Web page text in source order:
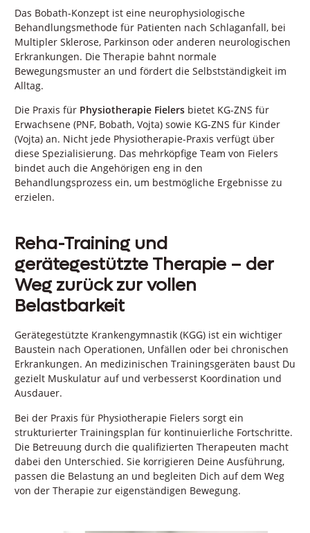
Das Bobath-Konzept ist eine neurophysiologische
Behandlungsmethode für Patienten nach Schlaganfall, bei
Multipler Sklerose, Parkinson oder anderen neurologischen
Erkrankungen. Die Therapie bahnt normale
Bewegungsmuster an und fördert die Selbstständigkeit im
Alltag.
Die Praxis für Physiotherapie Fielers bietet KG-ZNS für
Erwachsene (PNF, Bobath, Vojta) sowie KG-ZNS für Kinder
(Vojta) an. Nicht jede Physiotherapie-Praxis verfügt über
diese Spezialisierung. Das mehrköpfige Team von Fielers
bindet auch die Angehörigen eng in den
Behandlungsprozess ein, um bestmögliche Ergebnisse zu
erzielen.
Reha-Training und
gerätegestützte Therapie – der
Weg zurück zur vollen
Belastbarkeit
Gerätegestützte Krankengymnastik (KGG) ist ein wichtiger
Baustein nach Operationen, Unfällen oder bei chronischen
Erkrankungen. An medizinischen Trainingsgeräten baust Du
gezielt Muskulatur auf und verbesserst Koordination und
Ausdauer.
Bei der Praxis für Physiotherapie Fielers sorgt ein
strukturierter Trainingsplan für kontinuierliche Fortschritte.
Die Betreuung durch die qualifizierten Therapeuten macht
dabei den Unterschied. Sie korrigieren Deine Ausführung,
passen die Belastung an und begleiten Dich auf dem Weg
von der Therapie zur eigenständigen Bewegung.